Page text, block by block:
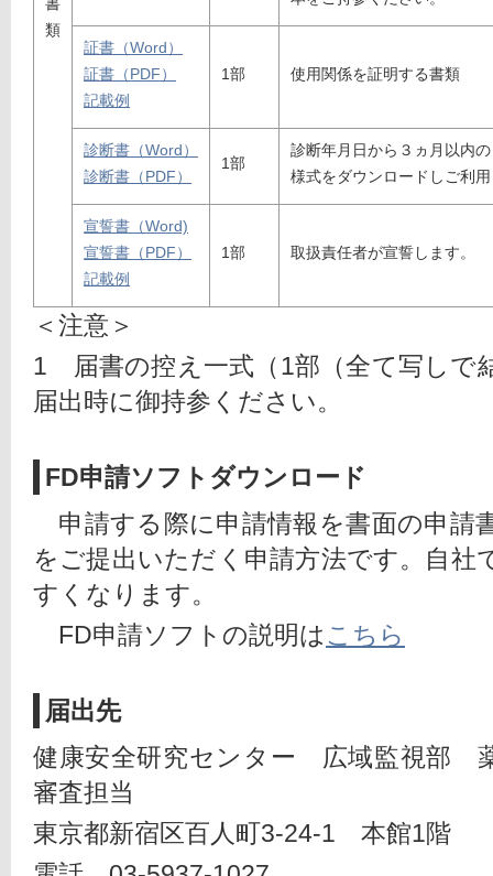
類
証書（Word）
証書（PDF）
記載例
1部 使用関係を証明する書類
診断書（Word）
診断書（PDF）
1部
診断年月日から３ヵ月以内
様式をダウンロードしご利
宣誓書（Word)
宣誓書（PDF）
記載例
1部 取扱責任者が宣誓します。
＜注意＞
1　届書の控え一式（1部（全て写しで
届出時に御持参ください。
FD申請ソフトダウンロード
申請する際に申請情報を書面の申請
をご提出いただく申請方法です。自社
すくなります。
FD申請ソフトの説明はこちら
届出先
健康安全研究センター　広域監視部　
審査担当
東京都新宿区百人町3-24-1　本館1階